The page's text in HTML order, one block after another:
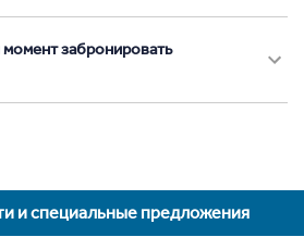
забронировать
и специальные предложения